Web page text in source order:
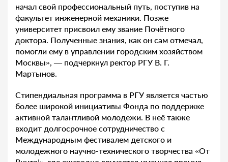
начал свой профессиональный путь, поступив на
факультет инженерной механики. Позже
университет присвоил ему звание Почётного
доктора. Полученные знания, как он сам отмечал,
помогли ему в управлении городским хозяйством
Москвы», — подчеркнул ректор РГУ В. Г.
Мартынов.
Стипендиальная программа в РГУ является частью
более широкой инициативы Фонда по поддержке
активной талантливой молодежи. В неё также
входит долгосрочное сотрудничество с
Международным фестивалем детского и
молодежного научно-технического творчества «От